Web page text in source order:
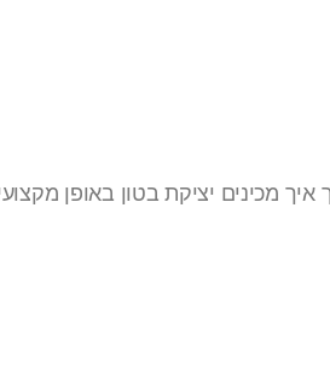
מכינים יציקת בטון באופן